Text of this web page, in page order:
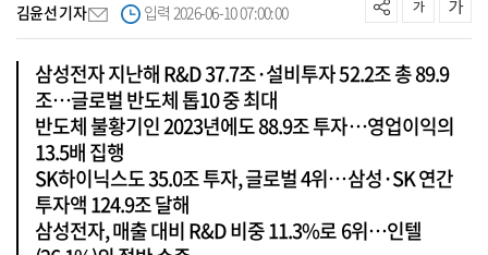
김윤선 기자 입력 2026-06-10 07:00:00
삼성전자 지난해 R&D 37.7조·설비투자 52.2조 총 89.9
조…글로벌 반도체 톱10 중 최대
반도체 불황기인 2023년에도 88.9조 투자…영업이익의
13.5배 집행
SK하이닉스도 35.0조 투자, 글로벌 4위…삼성·SK 연간
투자액 124.9조 달해
삼성전자, 매출 대비 R&D 비중 11.3%로 6위…인텔